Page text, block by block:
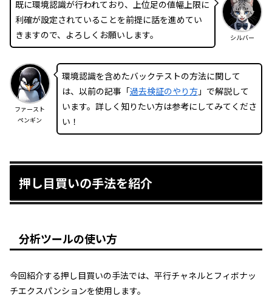
シルバー
既に環境認識が行われており、上位足の値幅上限に
利確が設定されていることを前提に話を進めてい
きますので、よろしくお願いします。
ファースト
ペンギン
環境認識を含めたバックテストの方法に関して
は、以前の記事「過去検証のやり方」で解説して
います。詳しく知りたい方は参考にしてみてくださ
い！
押し目買いの手法を紹介
分析ツールの使い方
今回紹介する押し目買いの手法では、平行チャネルとフィボナッ
チエクスパンションを使用します。